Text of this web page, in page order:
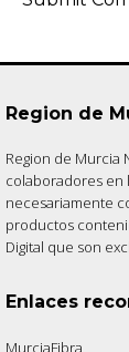
Region de
Region de Murcia
colaboradores en
necesariamente
productos
Digital que son
Enlaces
MurciaFibra